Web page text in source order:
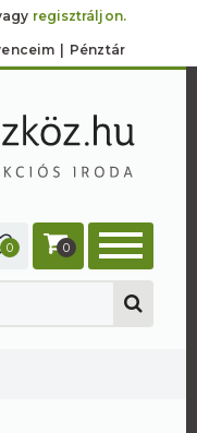
regisztráljon.
Pénztár
0 0